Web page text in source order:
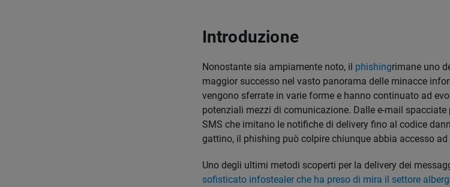
Introduzione
Nonostante sia ampiamente noto, il phishingrimane uno
maggior successo nel vasto panorama delle minacce
vengono sferrate in varie forme e hanno continuato ad
potenziali mezzi di comunicazione. Dalle e-mail
SMS che imitano le notifiche di delivery fino al codice
gattino, il phishing può colpire chiunque abbia accesso ad
Uno degli ultimi metodi scoperti per la delivery dei
sofisticato infostealer che ha preso di mira il settore